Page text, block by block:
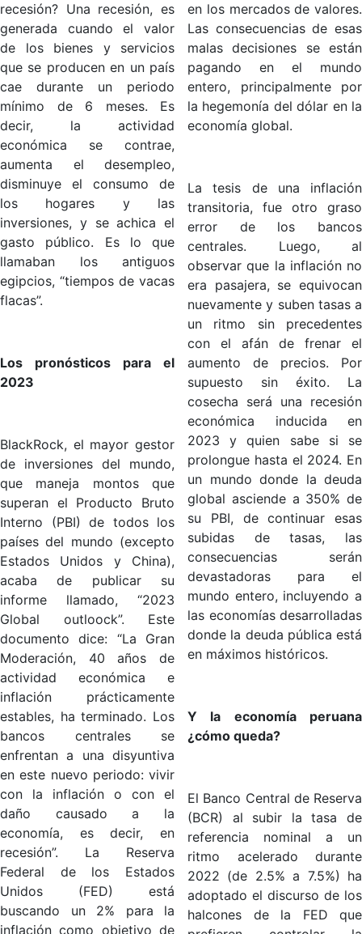
recesión? Una recesión, es
generada cuando el valor
de los bienes y servicios
que se producen en un país
cae durante un periodo
mínimo de 6 meses. Es
decir, la actividad
económica se contrae,
aumenta el desempleo,
disminuye el consumo de
los hogares y las
inversiones, y se achica el
gasto público. Es lo que
llamaban los antiguos
egipcios, “tiempos de vacas
flacas”.
Los pronósticos para el
2023
BlackRock, el mayor gestor
de inversiones del mundo,
que maneja montos que
superan el Producto Bruto
Interno (PBI) de todos los
países del mundo (excepto
Estados Unidos y China),
acaba de publicar su
informe llamado, “2023
Global outloock”. Este
documento dice: “La Gran
Moderación, 40 años de
actividad económica e
inflación prácticamente
estables, ha terminado. Los
bancos centrales se
enfrentan a una disyuntiva
en este nuevo periodo: vivir
con la inflación o con el
daño causado a la
economía, es decir, en
recesión”. La Reserva
Federal de los Estados
Unidos (FED) está
buscando un 2% para la
inflación como objetivo de
en los mercados de valores.
Las consecuencias de esas
malas decisiones se están
pagando en el mundo
entero, principalmente por
la hegemonía del dólar en la
economía global.
La tesis de una inflación
transitoria, fue otro graso
error de los bancos
centrales. Luego, al
observar que la inflación no
era pasajera, se equivocan
nuevamente y suben tasas a
un ritmo sin precedentes
con el afán de frenar el
aumento de precios. Por
supuesto sin éxito. La
cosecha será una recesión
económica inducida en
2023 y quien sabe si se
prolongue hasta el 2024. En
un mundo donde la deuda
global asciende a 350% de
su PBI, de continuar esas
subidas de tasas, las
consecuencias serán
devastadoras para el
mundo entero, incluyendo a
las economías desarrolladas
donde la deuda pública está
en máximos históricos.
Y la economía peruana
¿cómo queda?
El Banco Central de Reserva
(BCR) al subir la tasa de
referencia nominal a un
ritmo acelerado durante
2022 (de 2.5% a 7.5%) ha
adoptado el discurso de los
halcones de la FED que